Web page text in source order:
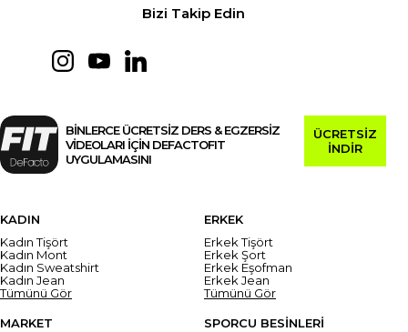
Bizi Takip Edin
BİNLERCE ÜCRETSİZ DERS & EGZERSİZ
VİDEOLARI İÇİN DEFACTOFIT
UYGULAMASINI
ÜCRETSİZ
İNDİR
KADIN
Kadın Tişört
Kadın Mont
Kadın Sweatshirt
Kadın Jean
Tümünü Gör
ERKEK
Erkek Tişört
Erkek Şort
Erkek Eşofman
Erkek Jean
Tümünü Gör
MARKET
SPORCU BESİNLERİ